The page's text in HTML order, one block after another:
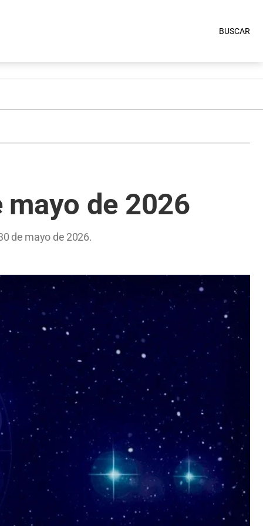
BUSCAR
mayo de 2026
de mayo de 2026.